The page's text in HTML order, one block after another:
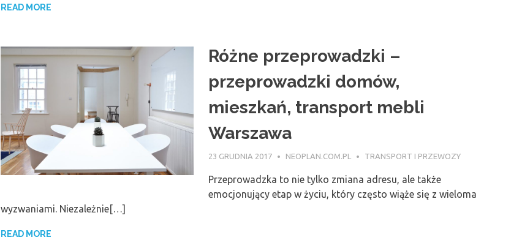
READ MORE
Różne przeprowadzki –
przeprowadzki domów,
mieszkań, transport mebli
Warszawa
23 GRUDNIA 2017 NEOPLAN.COM.PL TRANSPORT I PRZEWOZY
Przeprowadzka to nie tylko zmiana adresu, ale także
emocjonujący etap w życiu, który często wiąże się z wieloma
wyzwaniami. Niezależnie[…]
READ MORE